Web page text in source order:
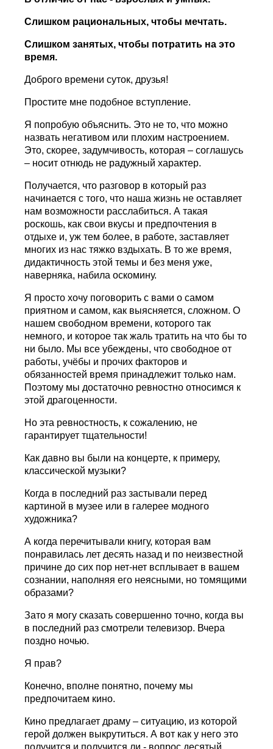
Слишком рациональных, чтобы мечтать.
Слишком занятых, чтобы потратить на это
время.
Доброго времени суток, друзья!
Простите мне подобное вступление.
Я попробую объяснить. Это не то, что можно
назвать негативом или плохим настроением.
Это, скорее, задумчивость, которая – соглашусь
– носит отнюдь не радужный характер.
Получается, что разговор в который раз
начинается с того, что наша жизнь не оставляет
нам возможности расслабиться. А такая
роскошь, как свои вкусы и предпочтения в
отдыхе и, уж тем более, в работе, заставляет
многих из нас тяжко вздыхать. В то же время,
дидактичность этой темы и без меня уже,
наверняка, набила оскомину.
Я просто хочу поговорить с вами о самом
приятном и самом, как выясняется, сложном. О
нашем свободном времени, которого так
немного, и которое так жаль тратить на что бы то
ни было. Мы все убеждены, что свободное от
работы, учёбы и прочих факторов и
обязанностей время принадлежит только нам.
Поэтому мы достаточно ревностно относимся к
этой драгоценности.
Но эта ревностность, к сожалению, не
гарантирует тщательности!
Как давно вы были на концерте, к примеру,
классической музыки?
Когда в последний раз застывали перед
картиной в музее или в галерее модного
художника?
А когда перечитывали книгу, которая вам
понравилась лет десять назад и по неизвестной
причине до сих пор нет-нет всплывает в вашем
сознании, наполняя его неясными, но томящими
образами?
Зато я могу сказать совершенно точно, когда вы
в последний раз смотрели телевизор. Вчера
поздно ночью.
Я прав?
Конечно, вполне понятно, почему мы
предпочитаем кино.
Кино предлагает драму – ситуацию, из которой
герой должен выкрутиться. А вот как у него это